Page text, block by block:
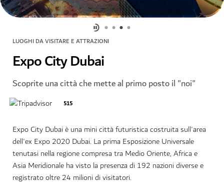
LUOGHI DA VISITARE E ATTRAZIONI
Expo City Dubai
Scoprite una città che mette al primo posto il "noi"
515
Expo City Dubai è una mini città futuristica costruita sull'area
dell'ex Expo 2020 Dubai. La prima Esposizione Universale
tenutasi nella regione compresa tra Medio Oriente, Africa e
Asia Meridionale ha visto la presenza di 192 nazioni diverse e
registrato oltre 24 milioni di visitatori.